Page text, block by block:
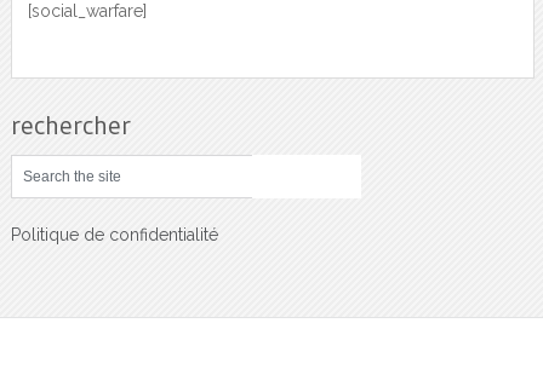
[social_warfare]
rechercher
Politique de confidentialité